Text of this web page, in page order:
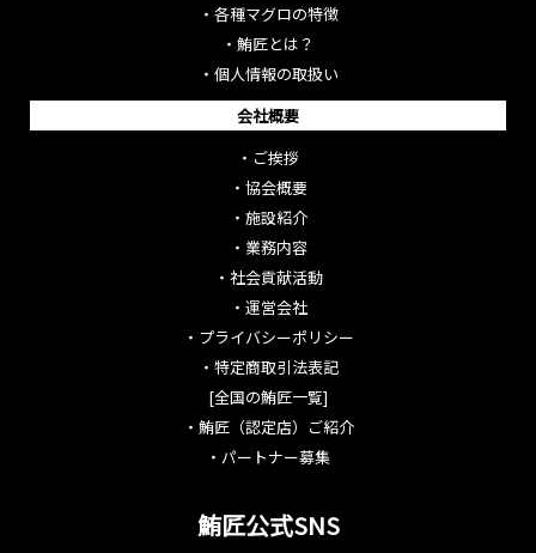
・ 各種マグロの特徴
・ 鮪匠とは？
・ 個人情報の取扱い
会社概要
・ ご挨拶
・ 協会概要
・ 施設紹介
・ 業務内容
・ 社会貢献活動
・ 運営会社
・ プライバシーポリシー
・ 特定商取引法表記
[全国の鮪匠一覧]
・ 鮪匠（認定店）ご紹介
・ パートナー募集
鮪匠公式SNS